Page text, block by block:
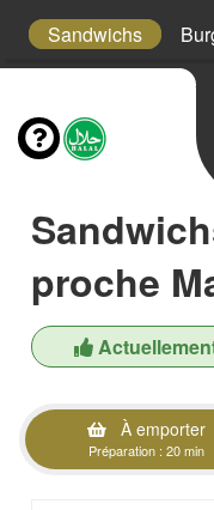
Sandwichs
proche
À emporter
Préparation : 20 min